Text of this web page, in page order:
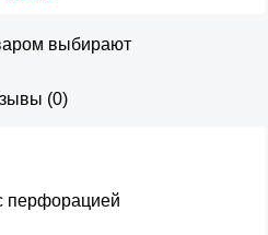
выбирают
(0)
перфорацией